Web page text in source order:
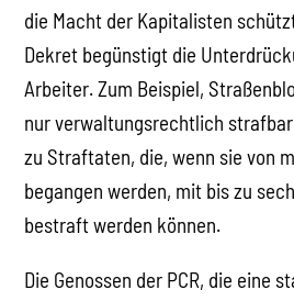
die Macht der Kapitalisten
Dekret begünstigt die
Arbeiter. Zum Beispiel,
nur verwaltungsrechtlich
zu Straftaten, die, wenn sie von
begangen werden, mit bis zu
bestraft werden können.
Die Genossen der PCR, die eine